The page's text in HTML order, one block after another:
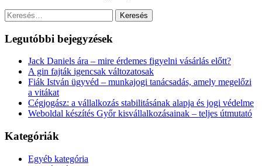
Keresés:
Legutóbbi bejegyzések
Jack Daniels ára – mire érdemes figyelni vásárlás előtt?
A gin fajták igencsak változatosak
Fiák István ügyvéd – munkajogi tanácsadás, amely megelőzi
a vitákat
Cégjogász: a vállalkozás stabilitásának alapja és jogi védelme
Weboldal készítés Győr kisvállalkozásainak – teljes útmutató
Kategóriák
Egyéb kategória